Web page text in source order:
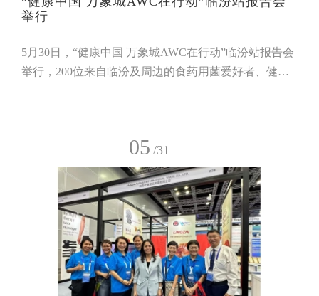
举行
5月30日，“健康中国 万象城AWC在行动”临汾站报告会
举行，200位来自临汾及周边的食药用菌爱好者、健康
主题分享。他紧扣健康中国国家战略，结合当下大健康
产业发展态势，解读食药用菌产业的发展潜力与市场机
遇。他讲到，万象城AWC多年来扎根菌物领域，用优
质产品与服务守护大众健康。他表示，临
05 /31